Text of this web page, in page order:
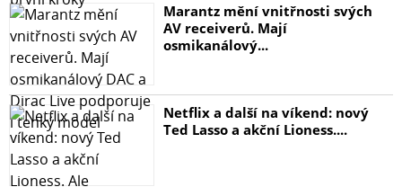
Marantz mění vnitřnosti svých
AV receiverů. Mají
osmikanálový...
Netflix a další na víkend: nový
Ted Lasso a akční Lioness....